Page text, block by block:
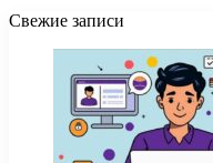
Свежие записи